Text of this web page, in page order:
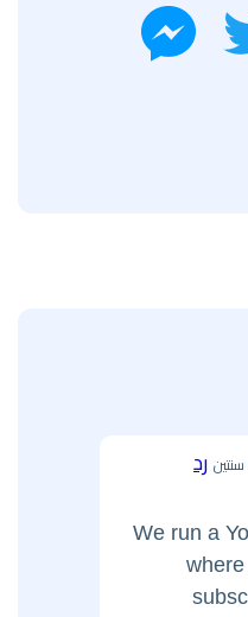
تويتر
سنتين رد
We run a